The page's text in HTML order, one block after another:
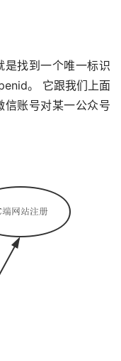
找到一个唯一标识
。 它跟我们上面
账号对某一公众号